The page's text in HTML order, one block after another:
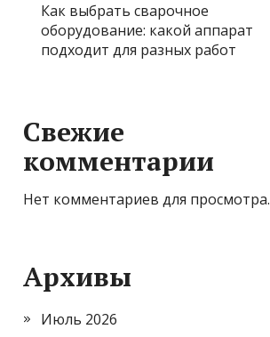
Как выбрать сварочное
оборудование: какой аппарат
подходит для разных работ
Свежие
комментарии
Нет комментариев для просмотра.
Архивы
Июль 2026